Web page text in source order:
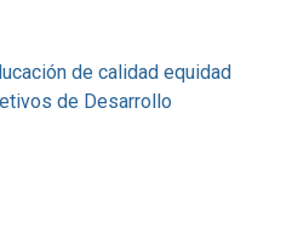
de calidad equidad
de Desarrollo